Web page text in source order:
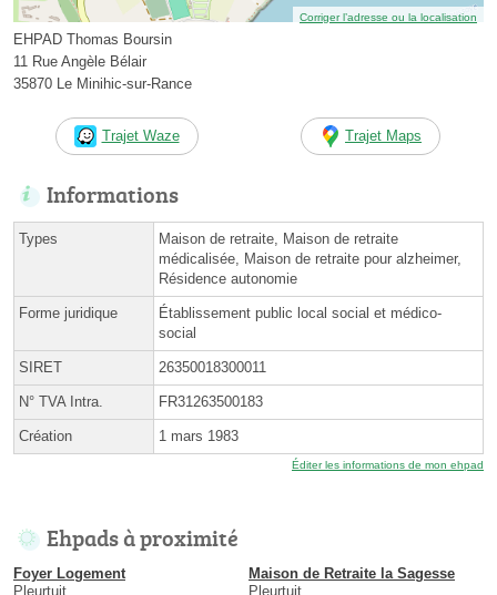
Corriger l’adresse ou la localisation
EHPAD Thomas Boursin
11 Rue Angèle Bélair
35870 Le Minihic-sur-Rance
Trajet Waze Trajet Maps
Informations
Types
Maison de retraite, Maison de retraite
médicalisée, Maison de retraite pour alzheimer,
Résidence autonomie
Forme juridique
Établissement public local social et médico-
social
SIRET 26350018300011
N° TVA Intra. FR31263500183
Création 1 mars 1983
Éditer les informations de mon ehpad
Ehpads à proximité
Foyer Logement
Pleurtuit
Maison de Retraite la Sagesse
Pleurtuit